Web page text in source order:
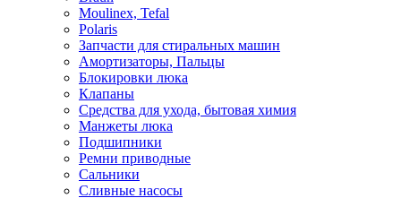
Moulinex, Tefal
Polaris
Запчасти для стиральных машин
Амортизаторы, Пальцы
Блокировки люка
Клапаны
Средства для ухода, бытовая химия
Манжеты люка
Подшипники
Ремни приводные
Сальники
Сливные насосы